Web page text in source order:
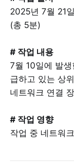
2025년 7월 21
(총 5분)
# 작업 내용
7월 10일에 발
급하고 있는 상
네트워크 연결
# 작업 영향
작업 중 네트워